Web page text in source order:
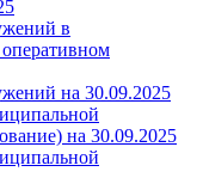
в
на 30.09.2025
на 30.09.2025